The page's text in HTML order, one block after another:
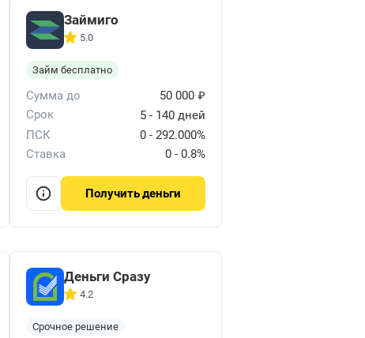
Займиго
5.0
Займ бесплатно
Сумма до 50 000 ₽
Срок
5 - 140 дней
ПСК
0 - 292.000%
Ставка
0 - 0.8%
Получитьденьги
Деньги Сразу
4.2
Срочное решение